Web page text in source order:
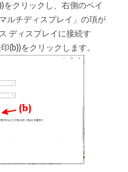
をクリックし、右側のペイ
ルチディスプレイ」の項が
ディスプレイに接続す
(b))をクリックします。